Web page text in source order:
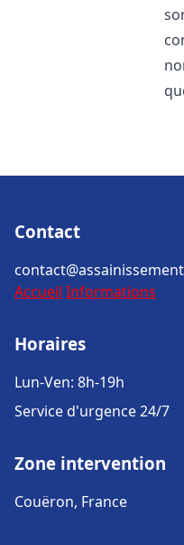
Contact
Accueil Informations
Horaires
Lun-Ven: 8h-19h
Service d'urgence 24/7
Zone intervention
Couëron, France